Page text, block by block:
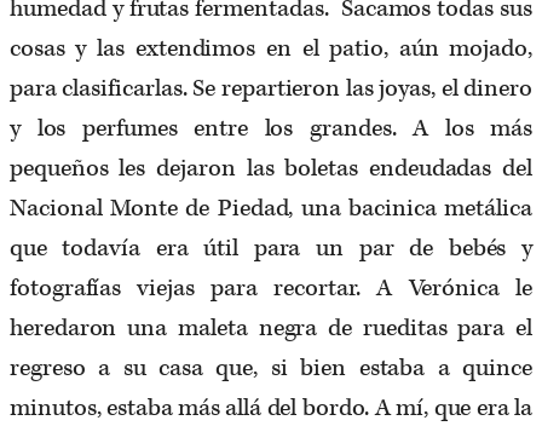
humedad y frutas fermentadas. Sacamos todas sus
cosas y las extendimos en el patio, aún mojado,
para clasificarlas. Se repartieron las joyas, el dinero
y los perfumes entre los grandes. A los más
pequeños les dejaron las boletas endeudadas del
Nacional Monte de Piedad, una bacinica metálica
que todavía era útil para un par de bebés y
fotografías viejas para recortar. A Verónica le
heredaron una maleta negra de rueditas para el
regreso a su casa que, si bien estaba a quince
minutos, estaba más allá del bordo. A mí, que era la